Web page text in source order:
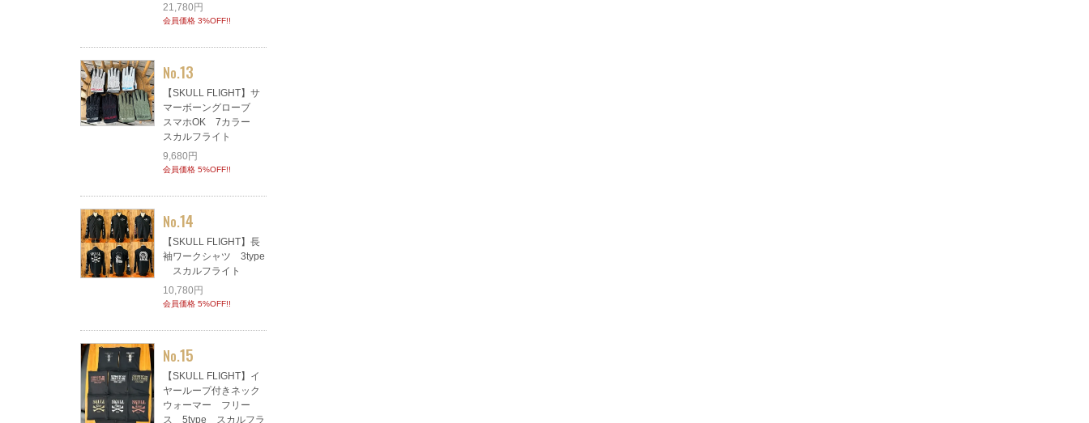
21,780円
会員価格 3%OFF!!
No.13
【SKULL FLIGHT】サ
マーボーングローブ
スマホOK 7カラー
スカルフライト
9,680円
会員価格 5%OFF!!
No.14
【SKULL FLIGHT】長
袖ワークシャツ 3type
スカルフライト
10,780円
会員価格 5%OFF!!
No.15
【SKULL FLIGHT】イ
ヤーループ付きネック
ウォーマー フリー
ス 5type スカルフラ